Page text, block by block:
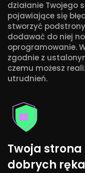
działanie Twojego
pojawiające się
stworzyć
dodawać do niej
oprogramowanie.
zgodnie z
czemu możesz
utrudnień.
Twoja
dobrych